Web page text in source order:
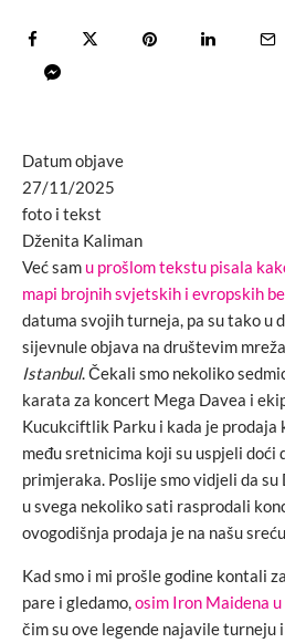
Datum objave
27/11/2025
foto i tekst
Dženita Kaliman
Već sam u prošlom tekstu pisala
mapi brojnih svjetskih i evropskih
datuma svojih turneja, pa su tako u
sijevnule objava na društevim
Istanbul. Čekali smo nekoliko
karata za koncert Mega Davea i
Kucukciftlik Parku i kada je prodaja
među sretnicima koji su uspjeli doći
primjeraka. Poslije smo vidjeli da
u svega nekoliko sati rasprodali
ovogodišnja prodaja je na našu
Kad smo i mi prošle godine kontali
pare i gledamo,osim Iron Maidena
čim su ove legende najavile turneju